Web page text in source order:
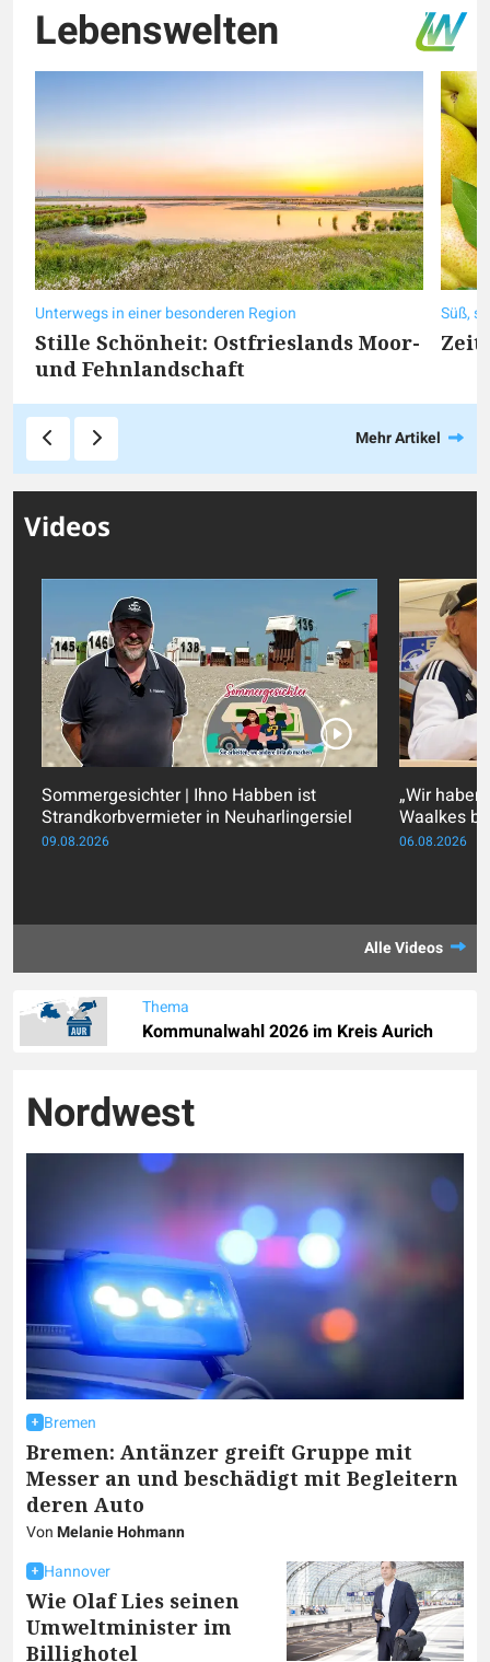
Lebenswelten
Unterwegs in einer besonderen Region
Stille Schönheit: Ostfrieslands Moor-
und Fehnlandschaft
Süß,
Zeit
Mehr Artikel
Videos
Sommergesichter | Ihno Habben ist
Strandkorbvermieter in Neuharlingersiel
09.08.2026
„Wir
Waalkes
06.08.2026
Alle Videos
Thema
Kommunalwahl 2026 im Kreis Aurich
Nordwest
Bremen
Bremen: Antänzer greift Gruppe mit
Messer an und beschädigt mit Begleitern
deren Auto
VonMelanie Hohmann
Hannover
Wie Olaf Lies seinen
Umweltminister im
Billighotel